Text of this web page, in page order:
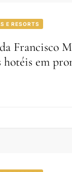
E RESORTS
Francisco
hotéis em